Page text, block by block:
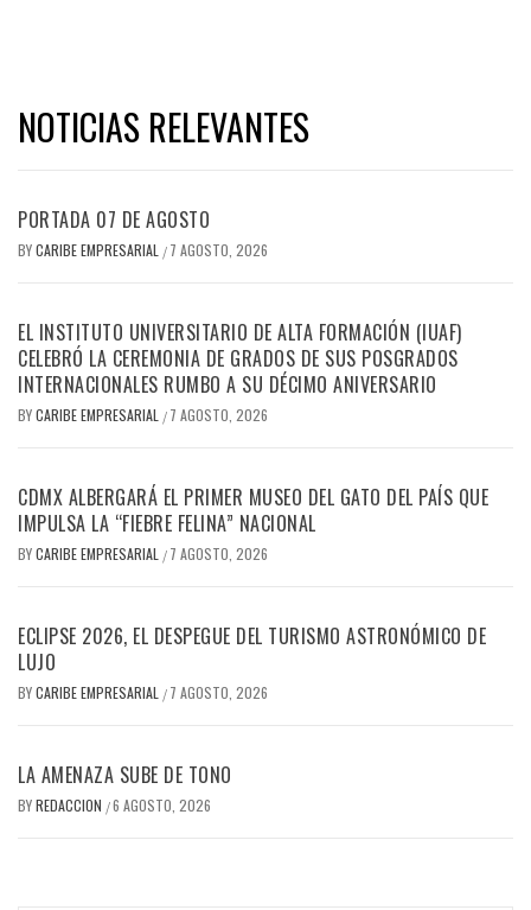
NOTICIAS RELEVANTES
PORTADA 07 DE AGOSTO
BYCARIBE EMPRESARIAL / 7 AGOSTO, 2026
EL INSTITUTO UNIVERSITARIO DE ALTA FORMACIÓN (IUAF)
CELEBRÓ LA CEREMONIA DE GRADOS DE SUS POSGRADOS
INTERNACIONALES RUMBO A SU DÉCIMO ANIVERSARIO
BYCARIBE EMPRESARIAL / 7 AGOSTO, 2026
CDMX ALBERGARÁ EL PRIMER MUSEO DEL GATO DEL PAÍS QUE
IMPULSA LA “FIEBRE FELINA” NACIONAL
BYCARIBE EMPRESARIAL / 7 AGOSTO, 2026
ECLIPSE 2026, EL DESPEGUE DEL TURISMO ASTRONÓMICO DE
LUJO
BYCARIBE EMPRESARIAL / 7 AGOSTO, 2026
LA AMENAZA SUBE DE TONO
BYREDACCION /6 AGOSTO, 2026